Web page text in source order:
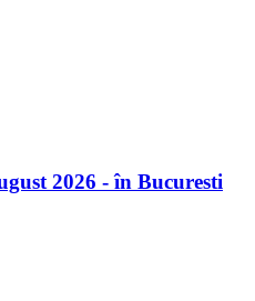
2026 - în Bucuresti